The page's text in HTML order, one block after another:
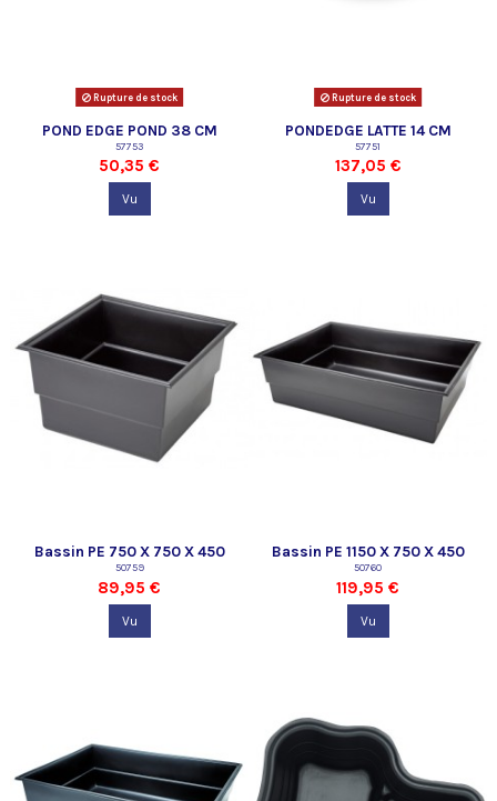
Rupture de stock
POND EDGE POND 38 CM
57753
50,35 €
Vu
Rupture de stock
PONDEDGE LATTE 14 CM
57751
137,05 €
Vu
Bassin PE 750 X 750 X 450
mm Oase
50759
89,95 €
Vu
Bassin PE 1150 X 750 X 450
mm Oase
50760
119,95 €
Vu